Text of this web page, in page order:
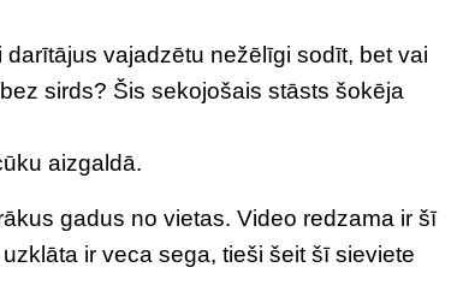
vajadzētu nežēlīgi sodīt, bet vai
sirds? Šis sekojošais stāsts šokēja
aizgaldā.
gadus no vietas. Video redzama ir šī
ir veca sega, tieši šeit šī sieviete